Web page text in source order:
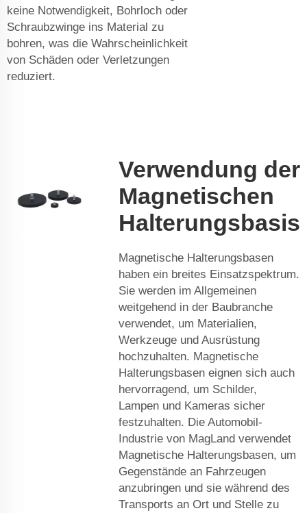
keine Notwendigkeit, Bohrloch oder
Schraubzwinge ins Material zu
bohren, was die Wahrscheinlichkeit
von Schäden oder Verletzungen
reduziert.
Verwendung der
Magnetischen
Halterungsbasis
Magnetische Halterungsbasen
haben ein breites Einsatzspektrum.
Sie werden im Allgemeinen
weitgehend in der Baubranche
verwendet, um Materialien,
Werkzeuge und Ausrüstung
hochzuhalten. Magnetische
Halterungsbasen eignen sich auch
hervorragend, um Schilder,
Lampen und Kameras sicher
festzuhalten. Die Automobil-
Industrie von MagLand verwendet
Magnetische Halterungsbasen, um
Gegenstände an Fahrzeugen
anzubringen und sie während des
Transports an Ort und Stelle zu